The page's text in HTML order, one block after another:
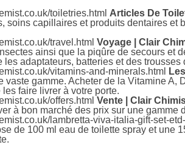
toiletries.html Articles De
soins capillaires et produits dentaires
travel.html Voyage | Clair
ainsi que la piqûre de secours et
adaptateurs, batteries et des trousses
vitamins-and-minerals.html
vaste gamme. Acheter de la Vitamine
faire livrer à votre porte.
offers.html Vente | Clair
à bon marché des prix sur une gamme
lambretta-viva-italia-gift-set-
de 100 ml eau de toilette spray et